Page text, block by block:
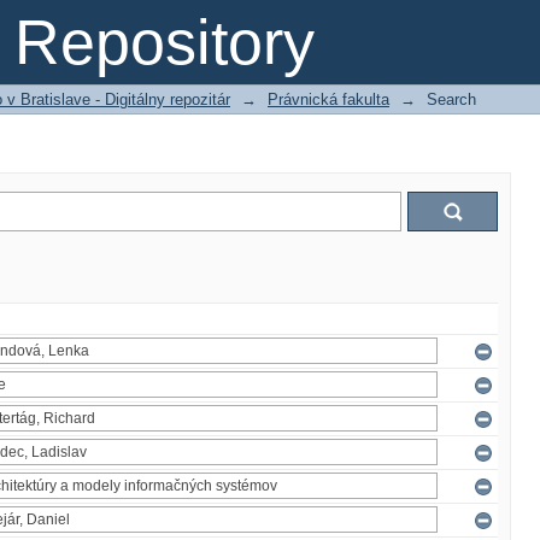
v Bratislave - Digitálny repozitár → Právnická fakulta → Search